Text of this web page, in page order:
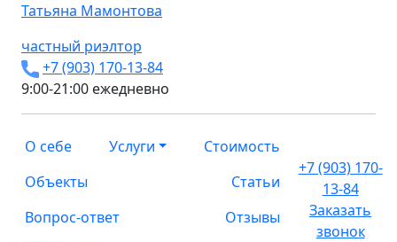
Татьяна Мамонтова
частный риэлтор
+7 (903) 170-13-84
9:00-21:00 ежедневно
О себе Услуги
Стоимость
Объекты
Статьи
Вопрос-ответ
Отзывы
+7 (903) 170-
13-84
Заказать
звонок